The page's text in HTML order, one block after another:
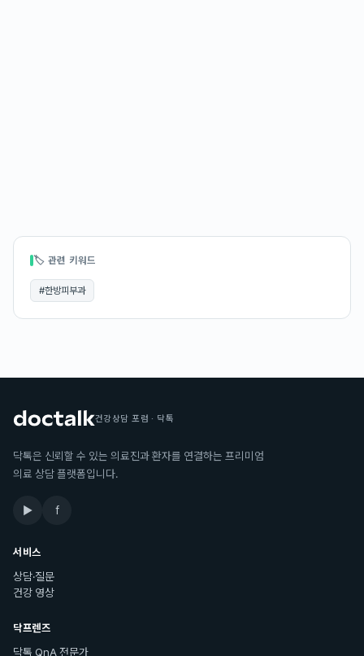
🏷 관련 키워드
#한방피부과
건강상담 포럼 · 닥톡
닥톡은 신뢰할 수 있는 의료진과 환자를 연결하는 프리미엄
의료 상담 플랫폼입니다.
▶ f
서비스
상담·질문
건강 영상
닥프렌즈
닥톡 QnA 전문가